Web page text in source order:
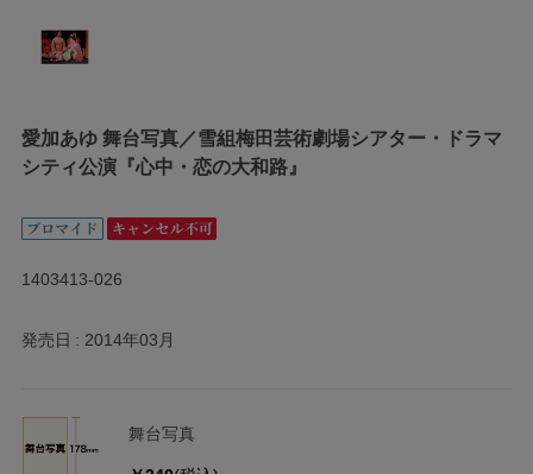
愛加あゆ 舞台写真／雪組梅田芸術劇場シアター・ドラマ
シティ公演『心中・恋の大和路』
1403413-026
発売日 2014年03月
舞台写真